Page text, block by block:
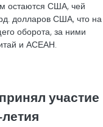
остаются США, чей
долларов США, что на
оборота, за ними
и АСЕАН.
участие